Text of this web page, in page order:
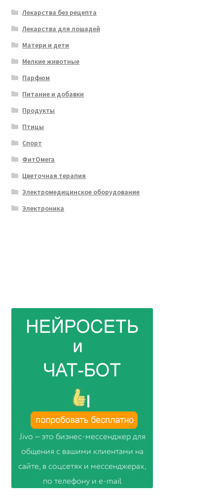
Лекарства без рецепта
Лекарства для лошадей
Матери и дети
Мелкие животные
Парфюм
Питание и добавки
Продукты
Птицы
Спорт
ФитОмега
Цветочная терапия
Электромедицинское оборудование
Электроника